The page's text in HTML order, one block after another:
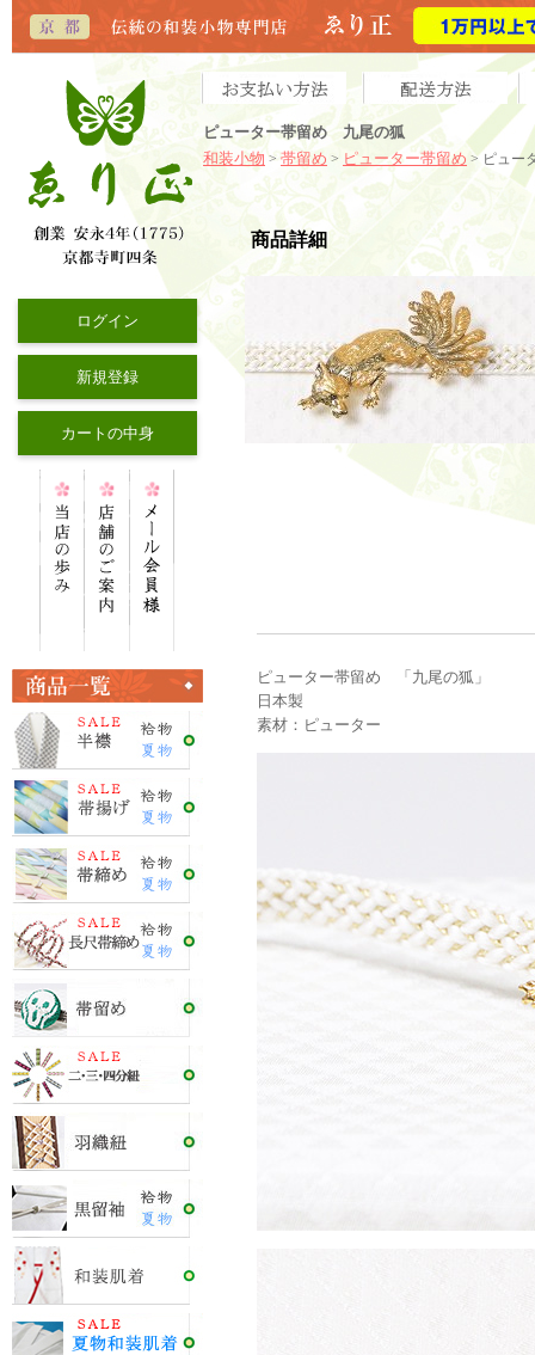
ピューター帯留め 九尾の狐
和装小物 > 帯留め > ピューター帯留め > ピュー
ログイン
新規登録
カートの中身
商品詳細
ピューター帯留め 「九尾の狐」
日本製
素材：ピューター